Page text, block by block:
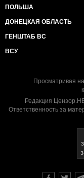
ПОЛЬША
ДОНЕЦКАЯ ОБЛАСТЬ
ГЕНШТАБ ВС
ВСУ
Просматривая
Редакция
Ответственность за